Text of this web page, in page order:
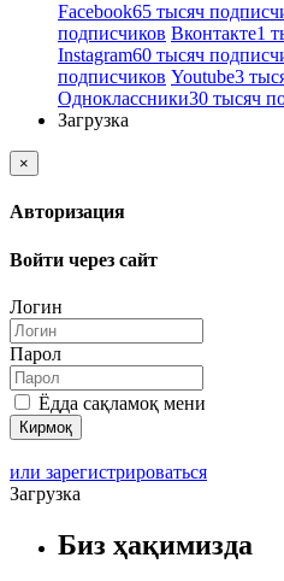
Facebook65 тысяч
подписчиков Вконтакте1
Instagram60 тысяч
подписчиков Youtube3
Одноклассники30 тысяч
Загрузка
×
Авторизация
Войти через сайт
Логин
Парол
Ёдда сақламоқ мени
или зарегистрироваться
Загрузка
Биз ҳақимизда